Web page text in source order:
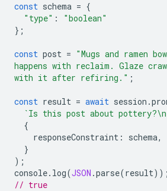
const schema = {
"type" :
"boolean"
};
const post = "Mugs and ramen
happens with reclaim. Glaze
with it after refiring." ;
const result = await session .
`Is this post about
{
responseConstraint : schema,
}
);
console. log(JSON .parse(result));
// true